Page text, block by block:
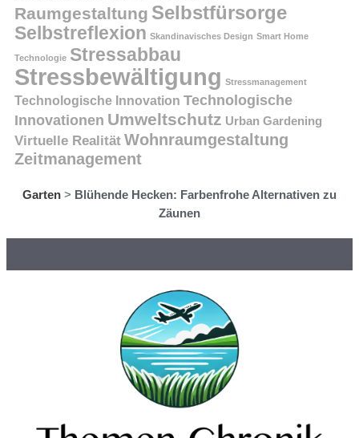
Raumgestaltung Selbstfürsorge
Selbstreflexion Skandinavisches Design Smart Home
Technologie Stressabbau
Stressbewältigung Stressmanagement
Technologische Innovation Technologische
Innovationen Umweltschutz Urban Gardening
Virtuelle Realität Wohnraumgestaltung
Zeitmanagement
Garten > Blühende Hecken: Farbenfrohe Alternativen zu
Zäunen